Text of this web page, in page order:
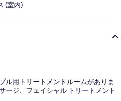
(室内)
ル用トリートメントルームがありま
ージ、フェイシャル トリートメント